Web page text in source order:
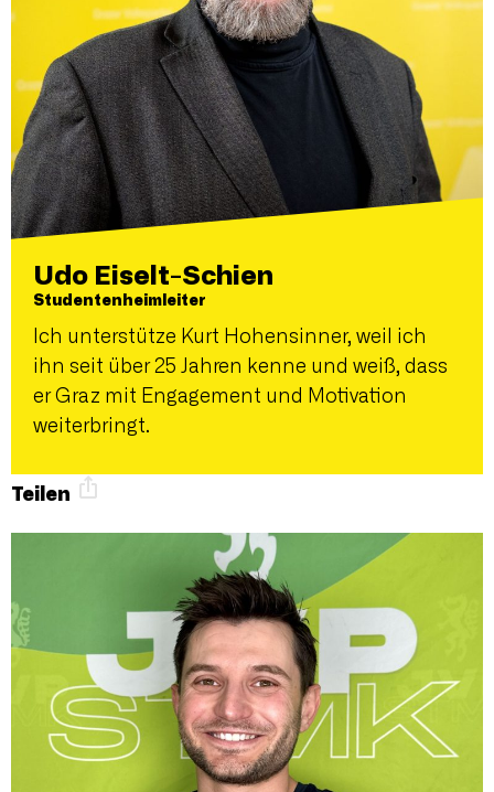
Udo Eiselt-Schien
Studentenheimleiter
Ich unterstütze Kurt Hohensinner, weil ich
ihn seit über 25 Jahren kenne und weiß, dass
er Graz mit Engagement und Motivation
weiterbringt.
Teilen